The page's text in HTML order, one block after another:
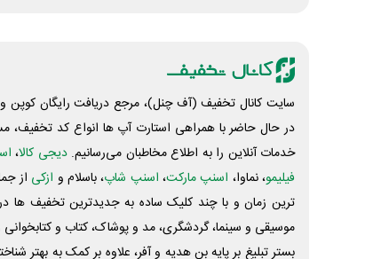
سایت کانال تخفیف (آف چنل)، مرجع دریافت رایگان
در حال حاضر با همراهی استارت آپ ها انواع کد تخفیف،
خدمات آنلاین را به اطلاع مخاطبان می‌رسانیم. دیجی کالا،
فیلیمو، نماوا، اسنپ مارکت، اسنپ شاپ، باسلام و ازکی از
ترین زمان و با چند کلیک ساده به جدیدترین تخفیف ها در
موسیقی و سینما، گردشگری، مد و پوشاک، کتاب و
بستر تبلیغ بر پایه بن هدیه و آفر، علاوه بر کمک به بهتر